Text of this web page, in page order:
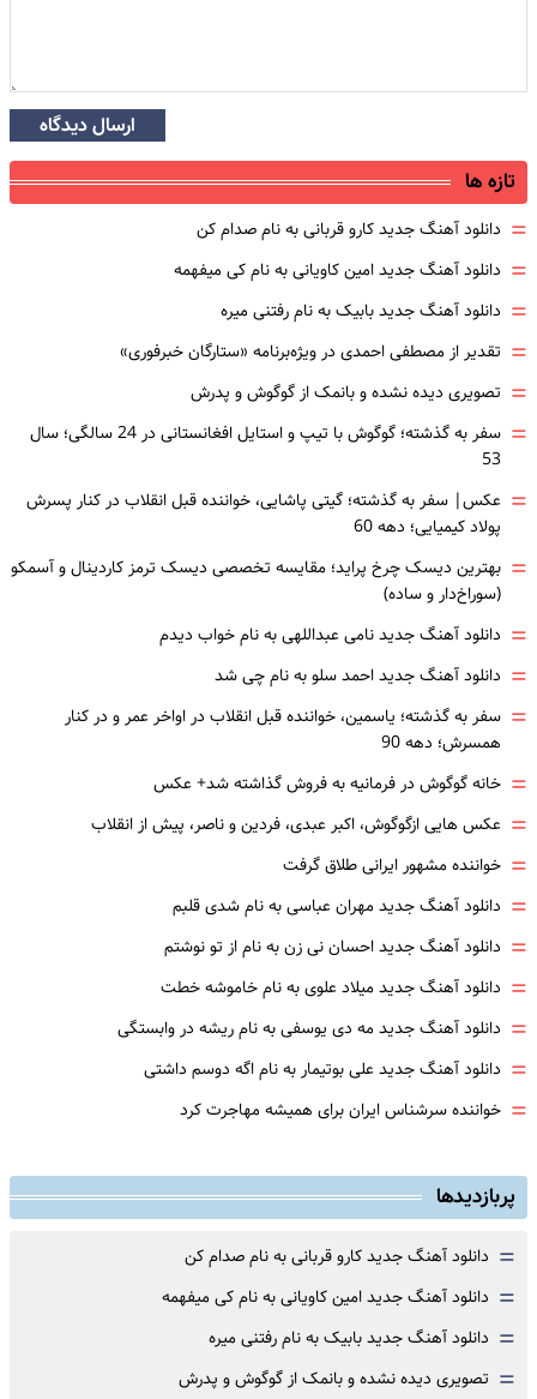
ارسال دیدگاه
تازه ها
= دانلود آهنگ جدید کارو قربانی به نام صدام کن
= دانلود آهنگ جدید امین کاویانی به نام کی میفهمه
= دانلود آهنگ جدید بابیک به نام رفتنی میره
= تقدیر از مصطفی احمدی در ویژه‌برنامه «ستارگان خبرفوری»
= تصویری دیده نشده و بانمک از گوگوش و پدرش
=
سفر به گذشته؛ گوگوش با تیپ و استایل افغانستانی در 24 سالگی؛ سال
53
= عکس| سفر به گذشته؛ گیتی پاشایی، خواننده قبل انقلاب در کنار پسرش
پولاد کیمیایی؛ دهه 60
= بهترین دیسک چرخ پراید؛ مقایسه تخصصی دیسک ترمز کاردینال و آسمکو
(سوراخ‌دار و ساده)
= دانلود آهنگ جدید نامی عبداللهی به نام خواب دیدم
= دانلود آهنگ جدید احمد سلو به نام چی شد
= سفر به گذشته؛ یاسمین، خواننده قبل انقلاب در اواخر عمر و در کنار
همسرش؛ دهه 90
= خانه گوگوش در فرمانیه به فروش گذاشته شد+ عکس
= عکس هایی ازگوگوش، اکبر عبدی، فردین و ناصر، پیش از انقلاب
= خواننده مشهور ایرانی طلاق گرفت
= دانلود آهنگ جدید مهران عباسی به نام شدی قلبم
= دانلود آهنگ جدید احسان نی زن به نام از تو نوشتم
= دانلود آهنگ جدید میلاد علوی به نام خاموشه خطت
= دانلود آهنگ جدید مه دی یوسفی به نام ریشه در وابستگی
= دانلود آهنگ جدید علی بوتیمار به نام اگه دوسم داشتی
= خواننده سرشناس ایران برای همیشه مهاجرت کرد
پربازدیدها
= دانلود آهنگ جدید کارو قربانی به نام صدام کن
= دانلود آهنگ جدید امین کاویانی به نام کی میفهمه
= دانلود آهنگ جدید بابیک به نام رفتنی میره
= تصویری دیده نشده و بانمک از گوگوش و پدرش